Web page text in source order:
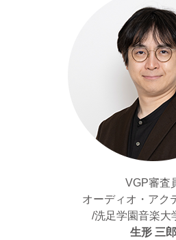
VGP審査
オーディオ・アク
/洗足学園音楽大
生形 三郎